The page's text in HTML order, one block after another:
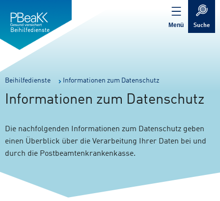
springen
springen
Verweis
zur
Startseite
Beihilfedienste
Menü Suche
Sie
sind
hier:
Beihilfedienste Informationen zum Datenschutz
Informationen zum Datenschutz
Die nachfolgenden Informationen zum Datenschutz geben
einen Überblick über die Verarbeitung Ihrer Daten bei und
durch die Postbeamtenkrankenkasse.